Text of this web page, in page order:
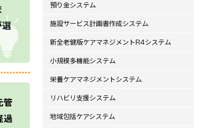
管
過
預り金システム
施設サービス計画書作成システム
新全老健版ケアマネジメントR4システム
小規模多機能システム
栄養ケアマネジメントシステム
リハビリ支援システム
地域包括ケアシステム